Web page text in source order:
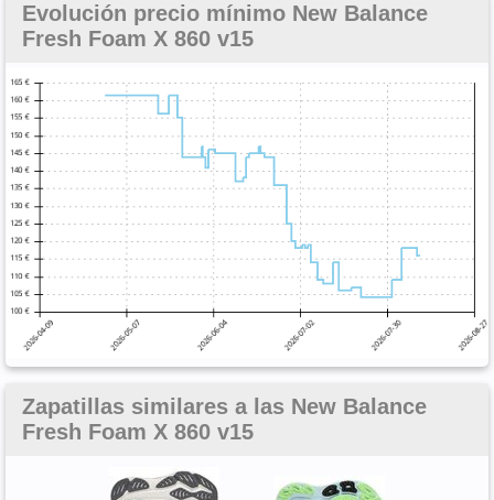
Evolución precio mínimo New Balance
Fresh Foam X 860 v15
Zapatillas similares a las New Balance
Fresh Foam X 860 v15